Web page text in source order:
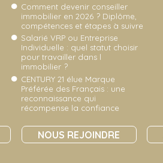
Comment devenir conseiller
immobilier en 2026 ? Diplôme,
compétences et étapes à suivre
Salarié VRP ou Entreprise
Individuelle : quel statut choisir
pour travailler dans l
immobilier ?
CENTURY 21 élue Marque
Préférée des Français : une
reconnaissance qui
récompense la confiance
NOUS REJOINDRE